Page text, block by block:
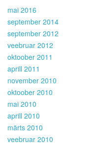
mai 2016
september 2014
september 2012
veebruar 2012
oktoober 2011
aprill 2011
november 2010
oktoober 2010
mai 2010
aprill 2010
märts 2010
veebruar 2010